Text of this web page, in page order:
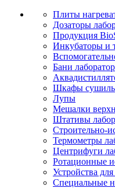
Плиты
Дозаторы
Продукция
Инкубаторы и
Бани
Шкафы
Лупы
Мешалки
Штативы
Строительно-
Термометры
Центрифуги
Ротационные
Устройства
Специальные